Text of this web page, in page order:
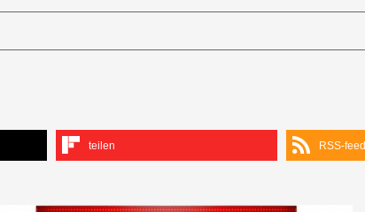
teilen RSS-feed